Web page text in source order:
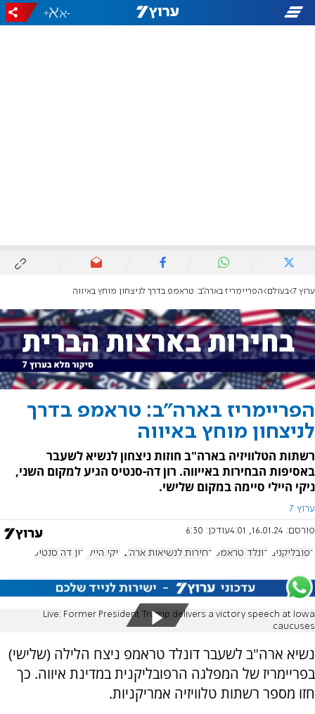
-
+
ערוץ 7 בעולם הפריימריז בארה"ב: טראמפ בדרך לניצחון מוחץ באיווה
הפריימריז בארה"ב: טראמפ בדרך
לניצחון מוחץ באיווה
רשתות הטלוויזיה בארה"ב חוזות ניצחון לנשיא לשעבר
באסיפות הבחירות באייווה. רון דה-סנטיס הגיע למקום השני,
ניקי היילי סיימה במקום שלישי.
ערוץ 7
פורסם: 16.01.24, 4:01 עודכן: 6:30
רפובליקנים דונלד טראמפ בחירות לנשיאות ארה"ב ניקי היילי רון דה סנטיס
Live: Former President Trump delivers a victory speech at Iowa
caucuses
נשיא ארה"ב לשעבר דונלד טראמפ ניצח הלילה (שלישי)
בפריימריז של המפלגה הרפובליקנית במדינת איווה. כך
חזו מספר רשתות טלוויזיה אמריקניות.